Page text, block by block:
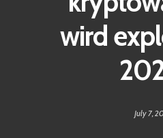
wird
July 7,